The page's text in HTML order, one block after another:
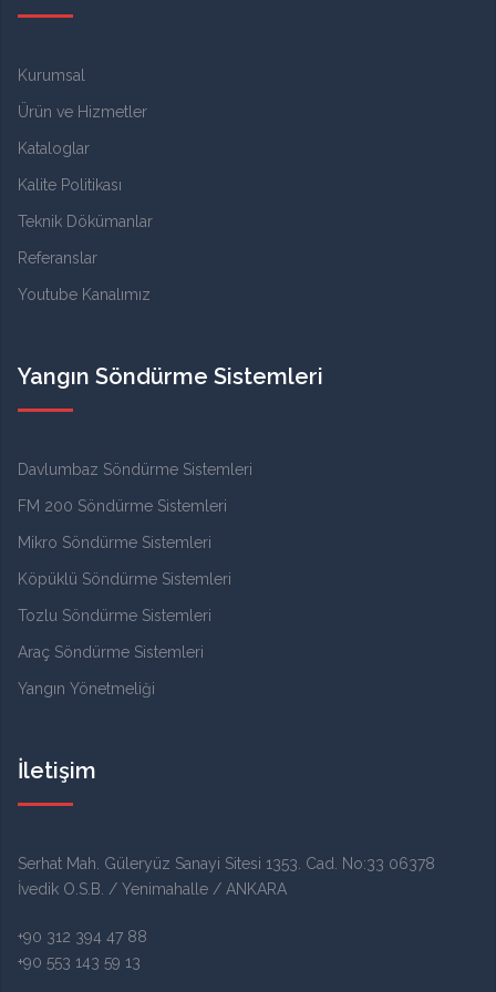
Kurumsal
Ürün ve Hizmetler
Kataloglar
Kalite Politikası
Teknik Dökümanlar
Referanslar
Youtube Kanalımız
Yangın Söndürme Sistemleri
Davlumbaz Söndürme Sistemleri
FM 200 Söndürme Sistemleri
Mikro Söndürme Sistemleri
Köpüklü Söndürme Sistemleri
Tozlu Söndürme Sistemleri
Araç Söndürme Sistemleri
Yangın Yönetmeliği
İletişim
Serhat Mah. Güleryüz Sanayi Sitesi 1353. Cad. No:33 06378
İvedik O.S.B. / Yenimahalle / ANKARA
+90 312 394 47 88
+90 553 143 59 13